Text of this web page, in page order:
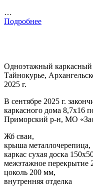
…
Подробнее
Одноэтажный
Тайнокурье,
2025 г.
В сентябре 2025 г.
каркасного дома 8,7х16
Приморский р-н, МО
Жб сваи,
крыша металлочерепица,
каркас сухая доска
межэтажное перекрытие
цоколь 200 мм,
внутренняя отделка